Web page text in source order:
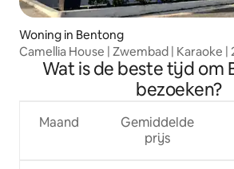
Woning in Bentong
Camellia House | Zwembad | Karaoke |
Wat is de beste tijd om
bezoeken?
Maand
Gemiddelde
prijs